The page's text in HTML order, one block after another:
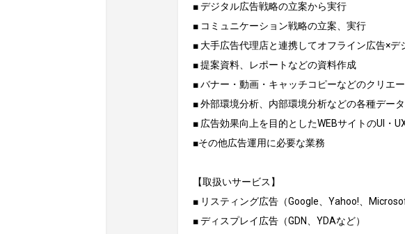
■ デジタル広告戦略の立案から実行
■ コミュニケーション戦略の立案、実行
■ 大手広告代理店と連携してオフライン広告×
■ 提案資料、レポートなどの資料作成
■ バナー・動画・キャッチコピーなどのクリエ
■ 外部環境分析、内部環境分析などの各種デー
■ 広告効果向上を目的としたWEBサイトのUI・
■その他広告運用に必要な業務
【取扱いサービス】
■ リスティング広告（Google、Yahoo!、
■ ディスプレイ広告（GDN、YDAなど）